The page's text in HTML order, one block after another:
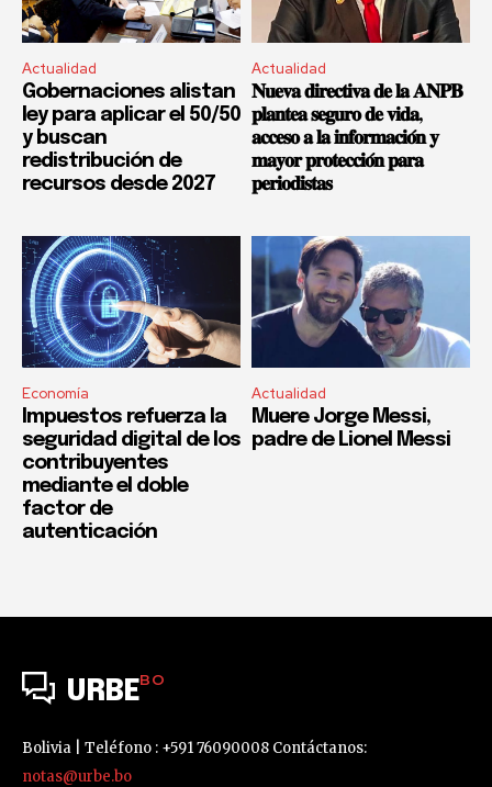
Actualidad
Gobernaciones alistan
ley para aplicar el 50/50
y buscan
redistribución de
recursos desde 2027
Actualidad
𝐍𝐮𝐞𝐯𝐚 𝐝𝐢𝐫𝐞𝐜𝐭𝐢𝐯𝐚 𝐝𝐞 𝐥𝐚 𝐀𝐍𝐏𝐁
𝐩𝐥𝐚𝐧𝐭𝐞𝐚 𝐬𝐞𝐠𝐮𝐫𝐨 𝐝𝐞 𝐯𝐢𝐝𝐚,
𝐚𝐜𝐜𝐞𝐬𝐨 𝐚 𝐥𝐚 𝐢𝐧𝐟𝐨𝐫𝐦𝐚𝐜𝐢𝐨́𝐧 𝐲
𝐦𝐚𝐲𝐨𝐫 𝐩𝐫𝐨𝐭𝐞𝐜𝐜𝐢𝐨́𝐧 𝐩𝐚𝐫𝐚
𝐩𝐞𝐫𝐢𝐨𝐝𝐢𝐬𝐭𝐚𝐬
Economía
Impuestos refuerza la
seguridad digital de los
contribuyentes
mediante el doble
factor de
autenticación
Actualidad
Muere Jorge Messi,
padre de Lionel Messi
URBEBO
Bolivia | Teléfono : +591 76090008 Contáctanos:
notas@urbe.bo